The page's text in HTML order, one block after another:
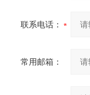
联系电话：
常用邮箱：